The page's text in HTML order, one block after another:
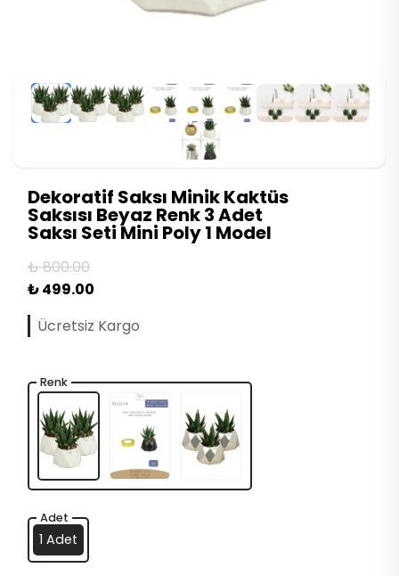
Dekoratif Saksı Minik Kaktüs
Saksısı Beyaz Renk 3 Adet
Saksı Seti Mini Poly 1 Model
₺ 800.00
₺ 499.00
Ücretsiz Kargo
Renk
Adet
1 Adet